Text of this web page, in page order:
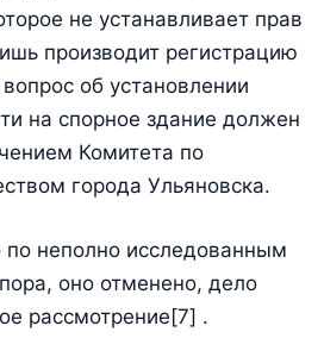
не устанавливает прав
производит регистрацию
об установлении
на спорное здание должен
Комитета по
города Ульяновска.
неполно исследованным
оно отменено, дело
рассмотрение[7] .